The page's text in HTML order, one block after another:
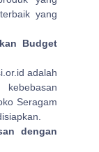
yang
Budget
adalah
Seragam
dengan